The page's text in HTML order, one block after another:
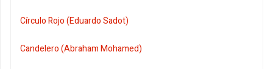
Círculo Rojo (Eduardo Sadot)
Candelero (Abraham Mohamed)